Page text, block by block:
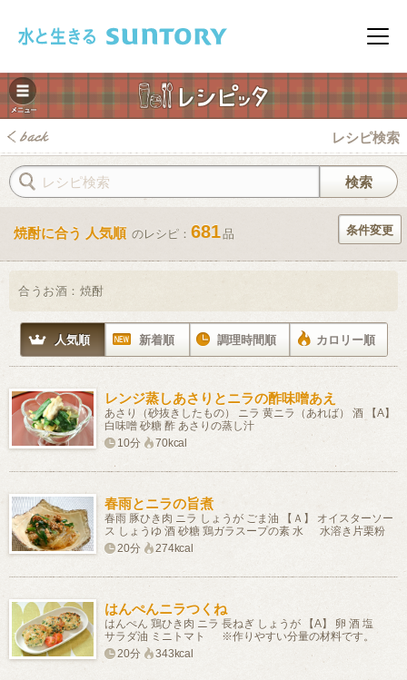
メニ
レシピ検索
焼酎に合う 人気順 のレシピ： 681品 条件変更
合うお酒： 焼酎
人気順 新着順 調理時間順 カロリー順
レンジ蒸しあさりとニラの酢味噌あえ
あさり（砂抜きしたもの） ニラ 黄ニラ（あれば） 酒 【A】
白味噌 砂糖 酢 あさりの蒸し汁
10分
70kcal
春雨とニラの旨煮
春雨 豚ひき肉 ニラ しょうが ごま油 【Ａ】 オイスターソー
ス しょうゆ 酒 砂糖 鶏ガラスープの素 水 水溶き片栗粉
20分
274kcal
はんぺんニラつくね
はんぺん 鶏ひき肉 ニラ 長ねぎ しょうが 【A】 卵 酒 塩
サラダ油 ミニトマト ※作りやすい分量の材料です。
20分
343kcal